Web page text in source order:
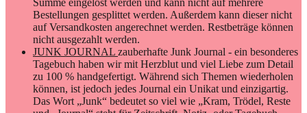
Bestellungen gesplittet werden. Außerdem kann dieser nicht
auf Versandkosten angerechnet werden. Restbeträge können
nicht ausgezahlt werden.
JUNK JOURNAL zauberhafte Junk Journal - ein besonderes
Tagebuch haben wir mit Herzblut und viel Liebe zum Detail
zu 100 % handgefertigt. Während sich Themen wiederholen
können, ist jedoch jedes Journal ein Unikat und einzigartig.
Das Wort „Junk“ bedeutet so viel wie „Kram, Trödel, Reste